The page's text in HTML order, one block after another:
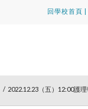
回學校首頁
/ 2022.12.23（五）12:00護